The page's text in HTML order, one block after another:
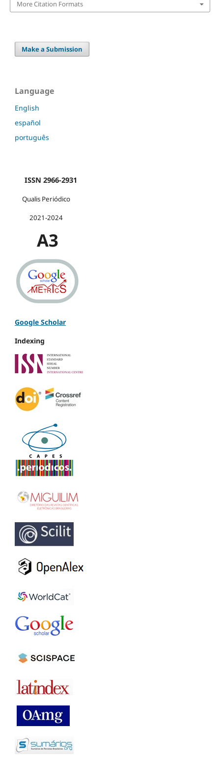
More Citation Formats
Make a Submission
Language
English
español
português
ISSN 2966-2931
Qualis Periódico
2021-2024
A3
Google Scholar
Indexing